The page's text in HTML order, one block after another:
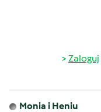
Zaloguj
Monia i Heniu